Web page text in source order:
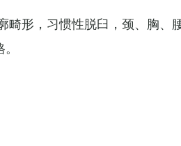
畸形，习惯性脱臼，颈、胸、